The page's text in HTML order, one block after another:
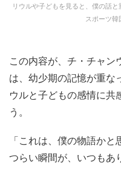
リウルや子どもを見ると、僕の話
スポーツ韓
この内容が、チ・チャン
は、幼少期の記憶が重な
ウルと子どもの感情に共
う。
「これは、僕の物語か
つらい瞬間が、いつもあ